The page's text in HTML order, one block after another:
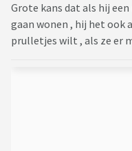
Grote kans dat als hij
gaan wonen , hij het ook
prulletjes wilt , als ze er